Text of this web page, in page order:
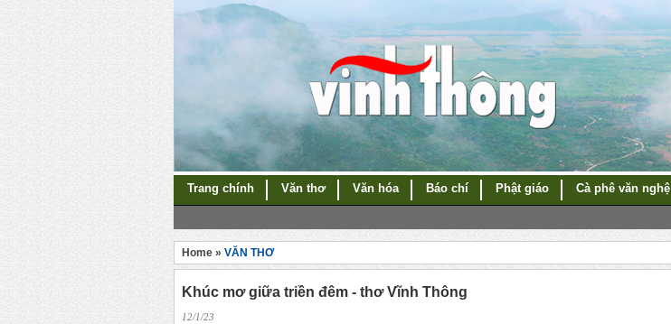
Trang chính Văn thơ Văn hóa Báo chí Phật giáo Cà phê văn nghệ
Home » VĂN THƠ
Khúc mơ giữa triền đêm - thơ Vĩnh Thông
12/1/23